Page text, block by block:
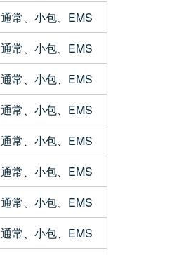
通常、小包、EMS
通常、小包、EMS
通常、小包、EMS
通常、小包、EMS
通常、小包、EMS
通常、小包、EMS
通常、小包、EMS
通常、小包、EMS